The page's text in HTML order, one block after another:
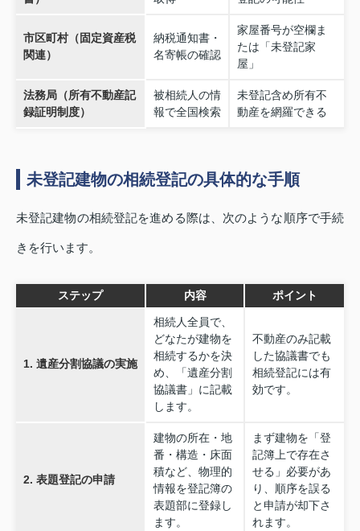
市区町村（固定資産税
関連）
納税通知書・
名寄帳の確認
家屋番号が空欄ま
たは「未登記家
屋」
法務局（所有不動産記
録証明制度）
被相続人の情
報で全国検索
未登記含め所有不
動産を網羅できる
未登記建物の相続登記の具体的な手順
未登記建物の相続登記を進める際は、次のような順序で手続
きを行います。
ステップ 内容 ポイント
1. 遺産分割協議の実施
相続人全員で、
どなたが建物を
相続するかを決
め、「遺産分割
協議書」に記載
します。
不動産のみ記載
した協議書でも
相続登記には有
効です。
2. 表題登記の申請
建物の所在・地
番・構造・床面
積など、物理的
情報を登記簿の
表題部に登録し
ます。
まず建物を「登
記簿上で存在さ
せる」必要があ
り、順序を誤る
と申請が却下さ
れます。